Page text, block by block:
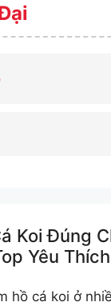
Koi Đúng
Yêu Thích
hồ cá koi ở